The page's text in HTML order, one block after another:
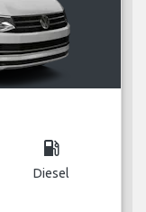
local_gas_station
Diesel